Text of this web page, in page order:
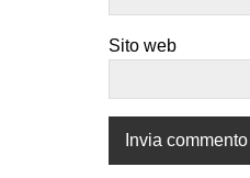
Sito web